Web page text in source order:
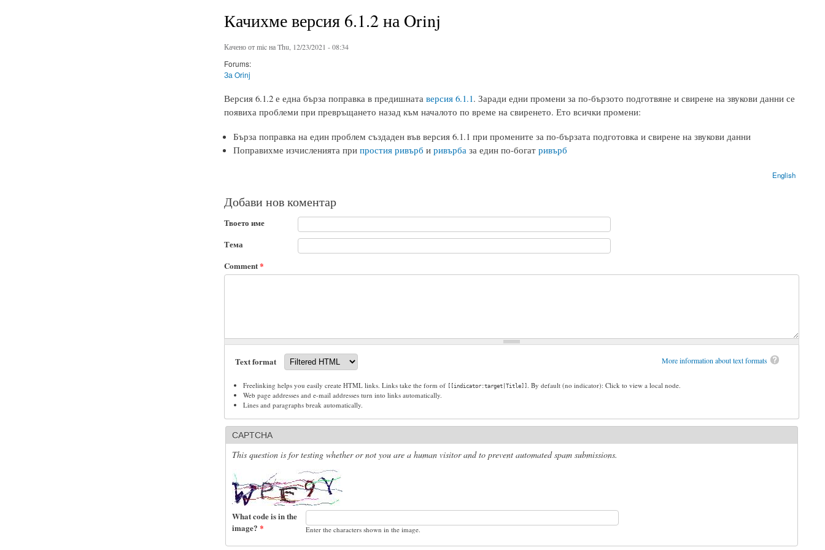
Качихме версия 6.1.2 на Orinj
Качено отmicна Thu, 12/23/2021 - 08:34
Forums:
За Orinj
Версия 6.1.2 е една бърза поправка в предишната версия 6.1.1. Заради едни промени за по-бързото подготвяне и свирене на звукови данни се
появиха проблеми при превръщането назад към началото по време на свиренето. Ето всички промени:
Бърза поправка на един проблем създаден във версия 6.1.1 при промените за по-бързата подготовка и свирене на звукови данни
Поправихме изчисленията при простия ривърб и ривърбаза един по-богат ривърб
English
Добави нов коментар
Твоето име
Тема
Comment*
More information about text formats
Text format
Freelinking helps you easily create HTML links. Links take the form of [[indicator:target|Title]]. By default (no indicator): Click to view a local node.
Web page addresses and e-mail addresses turn into links automatically.
Lines and paragraphs break automatically.
CAPTCHA
This question is for testing whether or not you are a human visitor and to prevent automated spam submissions.
What code is in the
image? * Enter the characters shown in the image.